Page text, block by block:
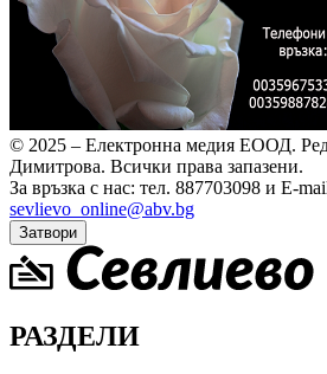
© 2025 – Електронна медия ЕООД.
Димитрова. Всички права запазени.
За връзка с нас: тел. 887703098 и E-
sevlievo_online@abv.bg
Затвори
РАЗДЕЛИ